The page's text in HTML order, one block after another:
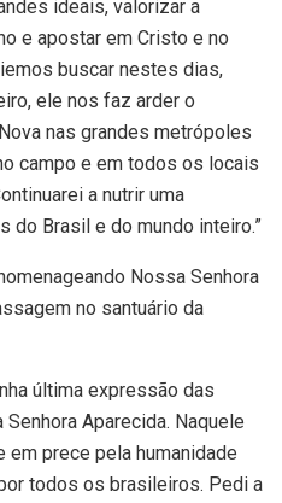
ideais, valorizar a
e apostar em Cristo e no
buscar nestes dias,
ele nos faz arder o
nas grandes metrópoles
campo e em todos os locais
a nutrir uma
do Brasil e do mundo inteiro.”
Nossa Senhora
no santuário da
última expressão das
Aparecida. Naquele
em prece pela humanidade
todos os brasileiros. Pedi a